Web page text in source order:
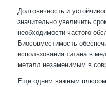
Долговечность и
значительно увеличить
необходимости частого
Биосовместимость
использования титана в
металл незаменимым в
Еще одним важным плюсом